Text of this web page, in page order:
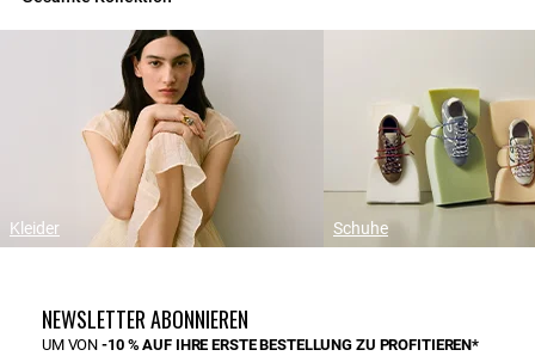
Kleider Schuhe
NEWSLETTER ABONNIEREN
UM VON-10 % AUF IHRE ERSTE BESTELLUNG ZU PROFITIEREN*